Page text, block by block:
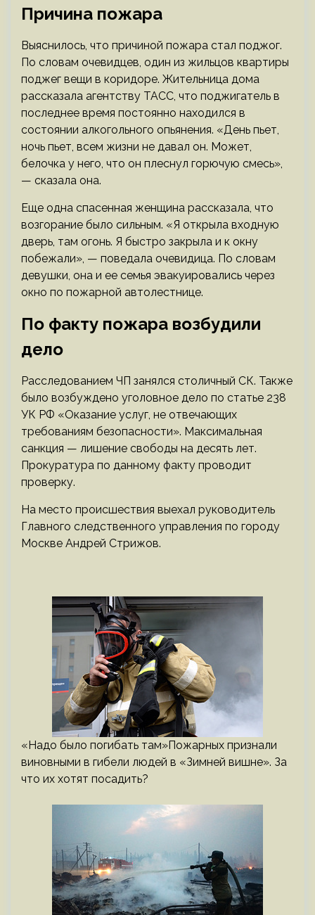
Причина пожара
Выяснилось, что причиной пожара стал поджог.
По словам очевидцев, один из жильцов квартиры
поджег вещи в коридоре. Жительница дома
рассказала агентству ТАСС, что поджигатель в
последнее время постоянно находился в
состоянии алкогольного опьянения. «День пьет,
ночь пьет, всем жизни не давал он. Может,
белочка у него, что он плеснул горючую смесь»,
— сказала она.
Еще одна спасенная женщина рассказала, что
возгорание было сильным. «Я открыла входную
дверь, там огонь. Я быстро закрыла и к окну
побежали», — поведала очевидица. По словам
девушки, она и ее семья эвакуировались через
окно по пожарной автолестнице.
По факту пожара возбудили
дело
Расследованием ЧП занялся столичный СК. Также
было возбуждено уголовное дело по статье 238
УК РФ «Оказание услуг, не отвечающих
требованиям безопасности». Максимальная
санкция — лишение свободы на десять лет.
Прокуратура по данному факту проводит
проверку.
На место происшествия выехал руководитель
Главного следственного управления по городу
Москве Андрей Стрижов.
«Надо было погибать там»Пожарных признали
виновными в гибели людей в «Зимней вишне». За
что их хотят посадить?